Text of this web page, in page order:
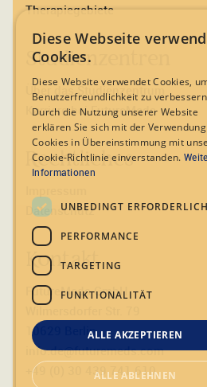
Therapiegebiete
Studienzentren
Über das Studienzentrum
Karriere bei FutureMeds
Rechtliches
Datenschutz
Kontakt
FutureMeds GmbH
Wilmersdorfer Str. 79
10629 Berlin
info.de@futuremeds.com
+49 (0) 30 439 741 610
Diese Webseite
Cookies.
Diese Website verwendet Cookies,
Benutzerfreundlichkeit zu
Durch die Nutzung unserer Website
erklären Sie sich mit der
Cookies in Übereinstimmung mit
Cookie-Richtlinie einverstanden.
Informationen
UNBEDINGT ERFORDERLICH
PERFORMANCE
TARGETING
FUNKTIONALITÄT
ALLE AKZEPTIEREN
ALLE ABLEHNEN